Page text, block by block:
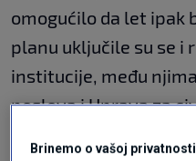
omogućilo da let ipak
planu uključile su se i
institucije, među
poslova i Uprava za
Brinemo o vašoj privatnosti